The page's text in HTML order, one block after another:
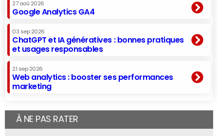
27 aoû 2026
Google Analytics GA4
03 sep 2026
ChatGPT et IA génératives : bonnes pratiques
et usages responsables
21 sep 2026
Web analytics : booster ses performances
marketing
À NE PAS RATER